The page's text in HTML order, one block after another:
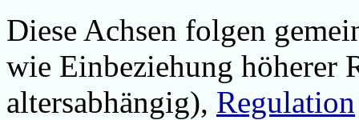
Diese Achsen folgen
wie Einbeziehung höherer
altersabhängig), Regulation